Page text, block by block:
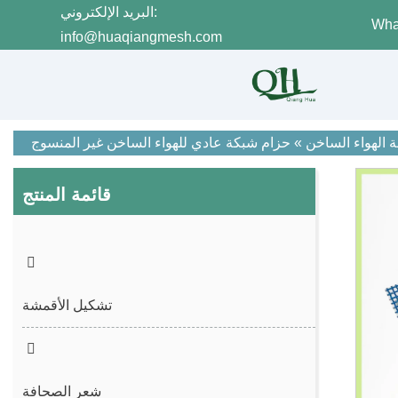
البريد الإلكتروني:
info@huaqiangmesh.com
الساخن » حزام شبكة عادي للهواء الساخن غير المنسوج
قائمة المنتج
تشكيل الأقمشة
شعر الصحافة